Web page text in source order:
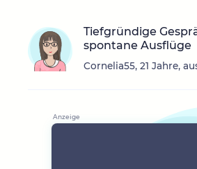
Tiefgründige
spontane Ausflüge
Cornelia55, 21 Jahre,